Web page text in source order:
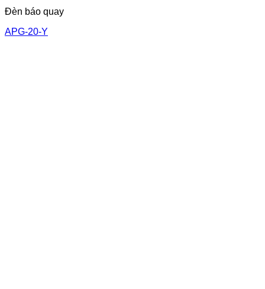
Đèn báo quay
APG-20-Y